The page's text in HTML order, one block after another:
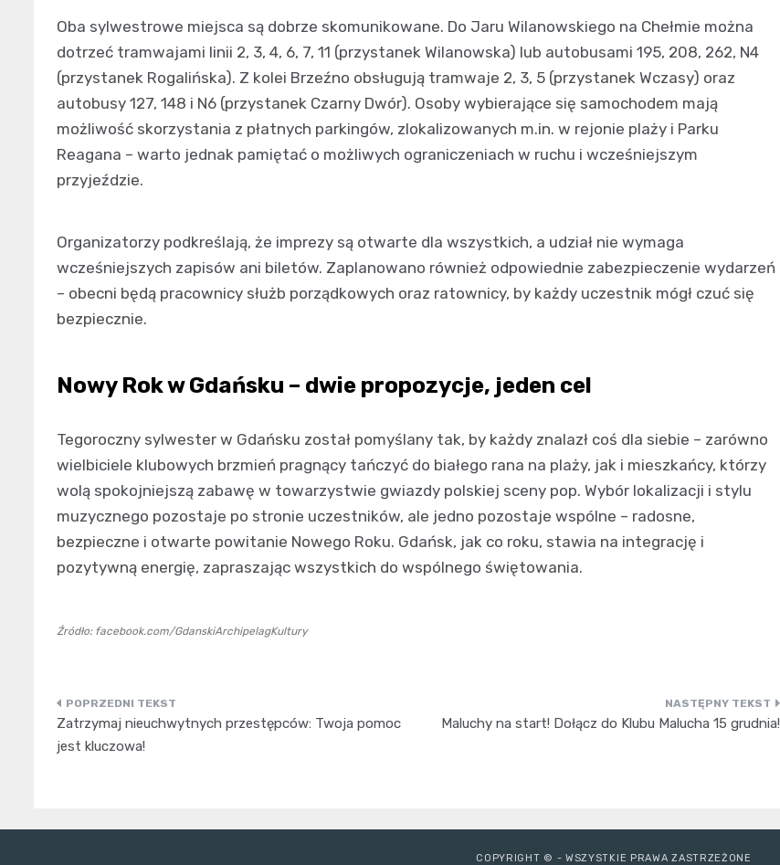
Oba sylwestrowe miejsca są dobrze skomunikowane. Do Jaru Wilanowskiego na Chełmie można
dotrzeć tramwajami linii 2, 3, 4, 6, 7, 11 (przystanek Wilanowska) lub autobusami 195, 208, 262, N4
(przystanek Rogalińska). Z kolei Brzeźno obsługują tramwaje 2, 3, 5 (przystanek Wczasy) oraz
autobusy 127, 148 i N6 (przystanek Czarny Dwór). Osoby wybierające się samochodem mają
możliwość skorzystania z płatnych parkingów, zlokalizowanych m.in. w rejonie plaży i Parku
Reagana – warto jednak pamiętać o możliwych ograniczeniach w ruchu i wcześniejszym
przyjeździe.
Organizatorzy podkreślają, że imprezy są otwarte dla wszystkich, a udział nie wymaga
wcześniejszych zapisów ani biletów. Zaplanowano również odpowiednie zabezpieczenie wydarzeń
– obecni będą pracownicy służb porządkowych oraz ratownicy, by każdy uczestnik mógł czuć się
bezpiecznie.
Nowy Rok w Gdańsku – dwie propozycje, jeden cel
Tegoroczny sylwester w Gdańsku został pomyślany tak, by każdy znalazł coś dla siebie – zarówno
wielbiciele klubowych brzmień pragnący tańczyć do białego rana na plaży, jak i mieszkańcy, którzy
wolą spokojniejszą zabawę w towarzystwie gwiazdy polskiej sceny pop. Wybór lokalizacji i stylu
muzycznego pozostaje po stronie uczestników, ale jedno pozostaje wspólne – radosne,
bezpieczne i otwarte powitanie Nowego Roku. Gdańsk, jak co roku, stawia na integrację i
pozytywną energię, zapraszając wszystkich do wspólnego świętowania.
Źródło: facebook.com/GdanskiArchipelagKultury
Nawigacja
wpisu
Zatrzymaj nieuchwytnych przestępców: Twoja pomoc
jest kluczowa!
Maluchy na start! Dołącz do Klubu Malucha 15 grudnia!
COPYRIGHT © - WSZYSTKIE PRAWA ZASTRZEŻONE